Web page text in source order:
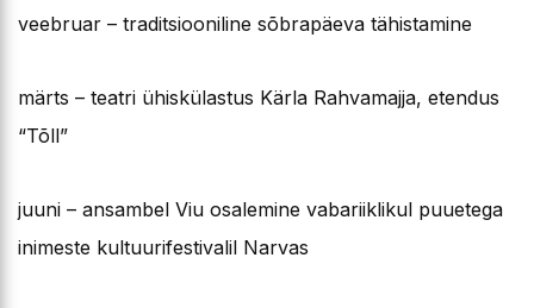
veebruar – traditsiooniline sõbrapäeva tähistamine
märts – teatri ühiskülastus Kärla Rahvamajja, etendus
“Tõll”
juuni – ansambel Viu osalemine vabariiklikul puuetega
inimeste kultuurifestivalil Narvas